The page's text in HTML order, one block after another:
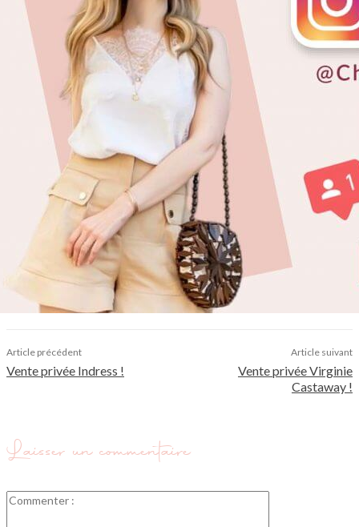
Article précédent
Vente privée Indress !
Article suivant
Vente privée Virginie
Castaway !
Laisser un commentaire